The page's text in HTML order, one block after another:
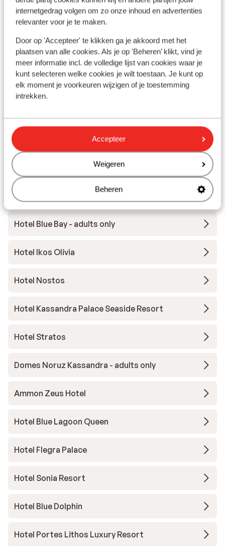
internetgedrag volgen om zo onze inhoud en advertenties
relevanter voor je te maken.
Door op 'Accepteer' te klikken ga je akkoord met het
plaatsen van alle cookies. Als je op 'Beheren’ klikt, vind je
meer informatie incl. de volledige lijst van cookies waar je
kunt selecteren welke cookies je wilt toestaan. Je kunt op
elk moment je voorkeuren wijzigen of je toestemming
intrekken.
Accepteer
Weigeren
Beheren
In de buurt
Strand: 50 m
In het centrum
Luchthaven: 100 km
Bushalte: 100 m
Pinautomaat: 500 m
Winkels: 500 m
(Mini)supermarkt: 100 m
Andere accommodaties in Chalkidiki
Hotel Ikos Oceania
Hotel Achtis
Hotel Blue Bay - adults only
Hotel Ikos Olivia
Hotel Nostos
Hotel Kassandra Palace Seaside Resort
Hotel Stratos
Domes Noruz Kassandra - adults only
Ammon Zeus Hotel
Hotel Blue Lagoon Queen
Hotel Flegra Palace
Hotel Sonia Resort
Hotel Blue Dolphin
Hotel Portes Lithos Luxury Resort